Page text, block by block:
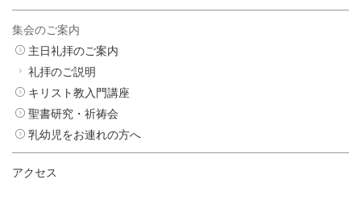
集会のご案内
主日礼拝のご案内
礼拝のご説明
キリスト教入門講座
聖書研究・祈祷会
乳幼児をお連れの方へ
アクセス